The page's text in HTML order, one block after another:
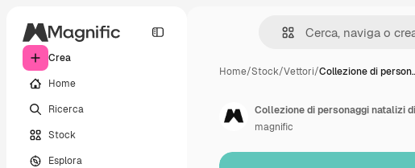
Crea
Home
Ricerca
Stock
Esplora
Home/Stock/Vettori/Collezione di
Collezione di personaggi natalizi
magnific